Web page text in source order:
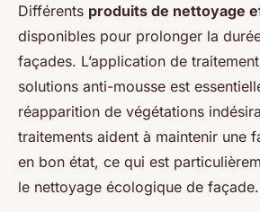
Différents produits de nettoyage
disponibles pour prolonger la
façades. L’application de
solutions anti-mousse est
réapparition de végétations
traitements aident à maintenir une
en bon état, ce qui est
le nettoyage écologique de façade.